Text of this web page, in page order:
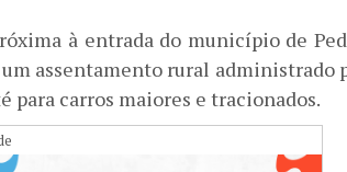
à entrada do município de
assentamento rural administrado
para carros maiores e tracionados.